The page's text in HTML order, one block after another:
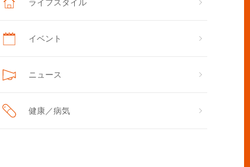
ライフスタイル
イベント
ニュース
健康／病気